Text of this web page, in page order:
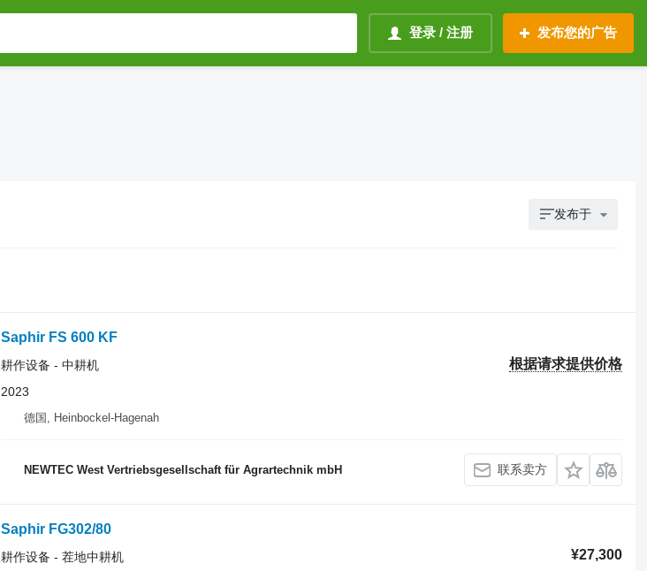
登录 / 注册 发布您的广告
发布于
Saphir FS 600 KF
根据请求提供价格
耕作设备 - 中耕机
2023
德国, Heinbockel-Hagenah
NEWTEC West Vertriebsgesellschaft für Agrartechnik mbH 联系卖方
Saphir FG302/80
¥27,300
耕作设备 - 茬地中耕机